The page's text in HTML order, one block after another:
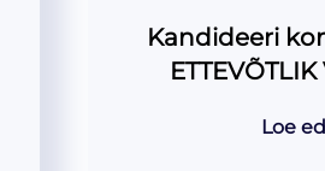
Kandideeri
Loe